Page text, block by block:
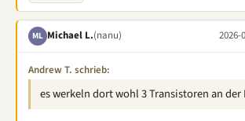
ML Michael L.(nanu) 2026-
Andrew T. schrieb:
es werkeln dort wohl 3 Transistoren an der